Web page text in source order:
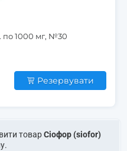
по 1000 мг, №30
Резервувати
товарСіофор (siofor)